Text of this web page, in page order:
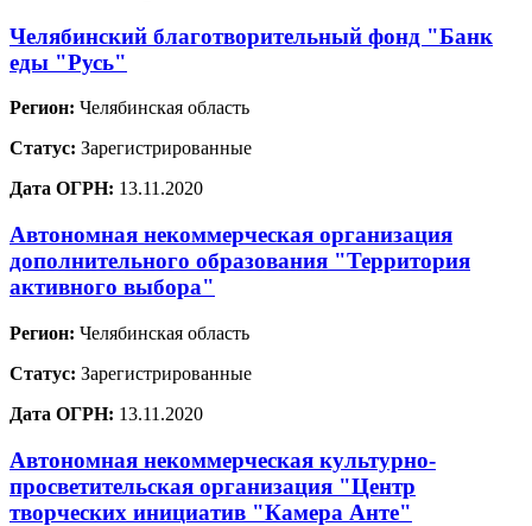
Челябинский благотворительный фонд "Банк
еды "Русь"
Регион: Челябинская область
Статус: Зарегистрированные
Дата ОГРН: 13.11.2020
Автономная некоммерческая организация
дополнительного образования "Территория
активного выбора"
Регион: Челябинская область
Статус: Зарегистрированные
Дата ОГРН: 13.11.2020
Автономная некоммерческая культурно-
просветительская организация "Центр
творческих инициатив "Камера Анте"